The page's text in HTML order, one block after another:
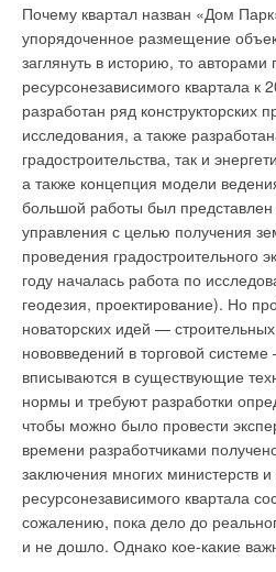
Почему квартал назван «Дом
упорядоченное размещение
заглянуть в историю, то авторами
ресурсонезависимого квартала к
разработан ряд конструкторских
исследования, а также
градостроительства, так и
а также концепция модели
большой работы был
управления с целью получения
проведения градостроительного
году началась работа по
геодезия, проектирование). Но
новаторских идей —
нововведений в торговой
вписываются в существующие
нормы и требуют разработки
чтобы можно было провести
времени разработчиками
заключения многих министерств
ресурсонезависимого квартала
сожалению, пока дело до
и не дошло. Однако кое-какие
породы и ракушечники
фильтров, проходя через
одновременно обогащается
и макроэлементами.
Рис. 1. Природные пласты
Эксперты Всероссийского научно-
института гидрогеологии и
(ВСЕГИНГЕО) провели ряд
вода из нижегородского
относится к высшей категории
показал возраст источника – с
определения (±150) он
учёных, столь значительные
хорошей защищённости
Сегодня добычей минеральной
дальнейшим её розливом
Общая площадь предприятия –
отведено 22 646 м2. На